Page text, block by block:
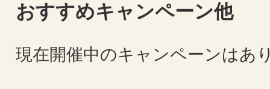
おすすめキャンペーン他
現在開催中のキャンペーンはあ